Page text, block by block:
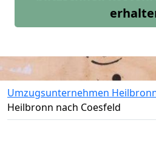
Umzugsunternehmen
Heilbronn nach Coesfeld